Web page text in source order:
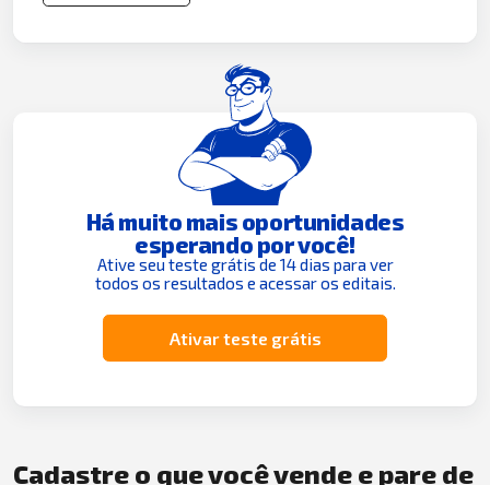
Há muito mais oportunidades
esperando por você!
Ative seu teste grátis de 14 dias para ver
todos os resultados e acessar os editais.
Ativar teste grátis
Cadastre o que você vende e pare de